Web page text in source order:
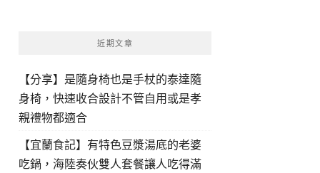
近期文章
【分享】是隨身椅也是手杖的泰達隨
身椅，快速收合設計不管自用或是孝
親禮物都適合
【宜蘭食記】有特色豆漿湯底的老婆
吃鍋，海陸奏伙雙人套餐讓人吃得滿